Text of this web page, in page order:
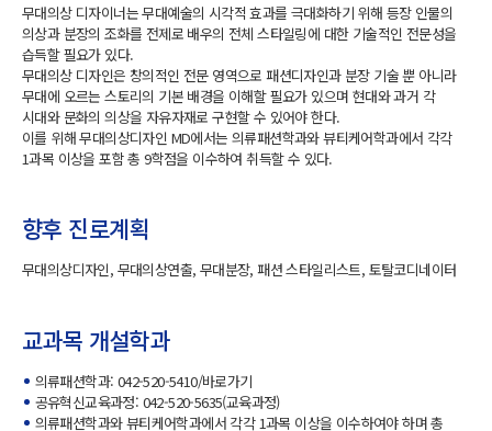
무대의상 디자이너는 무대예술의 시각적 효과를 극대화하기 위해 등장 인물의
의상과 분장의 조화를 전제로 배우의 전체 스타일링에 대한 기술적인 전문성을
습득할 필요가 있다.
무대의상 디자인은 창의적인 전문 영역으로 패션디자인과 분장 기술 뿐 아니라
무대에 오르는 스토리의 기본 배경을 이해할 필요가 있으며 현대와 과거 각
시대와 문화의 의상을 자유자재로 구현할 수 있어야 한다.
이를 위해 무대의상디자인 MD에서는 의류패션학과와 뷰티케어학과에서 각각
1과목 이상을 포함 총 9학점을 이수하여 취득할 수 있다.
향후 진로계획
무대의상디자인, 무대의상연출, 무대분장, 패션 스타일리스트, 토탈코디네이터
교과목 개설학과
의류패션학과: 042-520-5410/바로가기
공유혁신교육과정: 042-520-5635(교육과정)
의류패션학과와 뷰티케어학과에서 각각 1과목 이상을 이수하여야 하며 총